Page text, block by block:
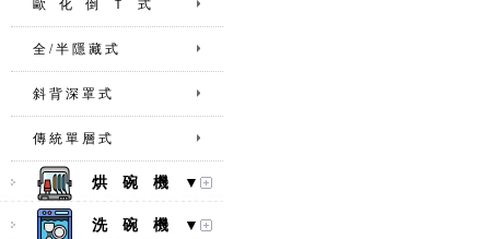
歐 化 倒 Ｔ 式
全 / 半 隱 藏 式
斜 背 深 罩 式
傳 統 單 層 式
烘 碗 機 ▼
洗 碗 機 ▼